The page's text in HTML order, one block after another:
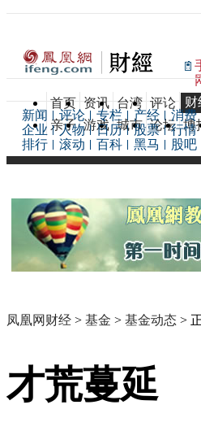
首页 资讯 台湾 评论 财
亲子 游戏 城市 论坛 博
新闻 评论 专栏 产经 消费
企业
人物 日历 股票 行情
排行
滚动 百科 黑马 股吧
凤凰网财经 > 基金 > 基金动态 >
才荒蔓延